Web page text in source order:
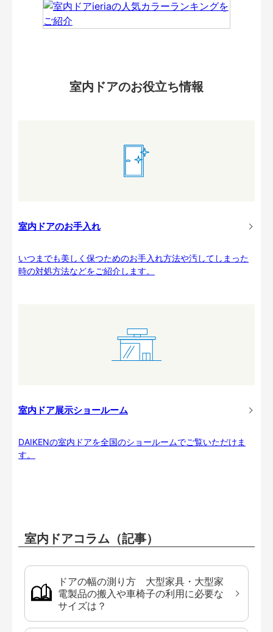
室内ドアのお役立ち情報
室内ドアのお手入れ
いつまでも美しく保つためのお手入れ方法や汚してしまった
時の対処方法などをご紹介します。
室内ドア展示ショールーム
DAIKENの室内ドアを全国のショールームでご覧いただけま
す。
室内ドアコラム（記事）
ドアの幅の測り方 大型家具・大型家
電製品の搬入や車椅子の利用に必要な
サイズは？